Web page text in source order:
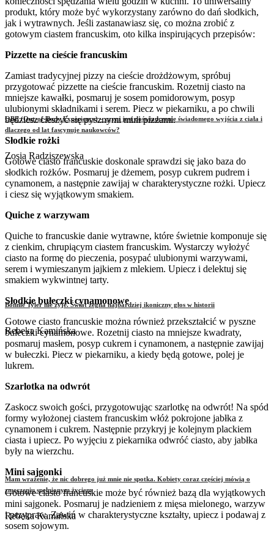
OBE (Out-of-Body Experience) – czym jest doświadczenie świadomego wyjścia z ciała i
dlaczego od lat fascynuje naukowców?
Zosia Radziszewska
Bonnie Tyler nie żyje. Świat żegna najbardziej ikoniczny głos w historii
Rebeka Kamińska
Mam wrażenie, że nic dobrego już mnie nie spotka. Kobiety coraz częściej mówią o
zmęczeniu spełnionym życiem
Rebeka Kamińska
produkt, który może być wykorzystany zarówno do dań słodkich,
jak i wytrawnych. Jeśli zastanawiasz się, co można zrobić z
gotowym ciastem francuskim, oto kilka inspirujących przepisów:
Pizzette na cieście francuskim
Zamiast tradycyjnej pizzy na cieście drożdżowym, spróbuj
przygotować pizzette na cieście francuskim. Rozetnij ciasto na
mniejsze kawałki, posmaruj je sosem pomidorowym, posyp
ulubionymi składnikami i serem. Piecz w piekarniku, a po chwili
będziesz cieszyć się pysznymi mini pizzami.
Słodkie rożki
Gotowe ciasto francuskie doskonale sprawdzi się jako baza do
słodkich rożków. Posmaruj je dżemem, posyp cukrem pudrem i
cynamonem, a następnie zawijaj w charakterystyczne rożki. Upiecz
i ciesz się wyjątkowym smakiem.
Quiche z warzywam
Quiche to francuskie danie wytrawne, które świetnie komponuje się
z cienkim, chrupiącym ciastem francuskim. Wystarczy wyłożyć
ciasto na formę do pieczenia, posypać ulubionymi warzywami,
serem i wymieszanym jajkiem z mlekiem. Upiecz i delektuj się
smakiem wykwintnej tarty.
Słodkie bułeczki cynamonowe
Gotowe ciasto francuskie można również przekształcić w pyszne
bułeczki cynamonowe. Rozetnij ciasto na mniejsze kwadraty,
posmaruj masłem, posyp cukrem i cynamonem, a następnie zawijaj
w bułeczki. Piecz w piekarniku, a kiedy będą gotowe, polej je
lukrem.
Szarlotka na odwrót
Zaskocz swoich gości, przygotowując szarlotkę na odwrót! Na spód
formy wyłożonej ciastem francuskim włóż pokrojone jabłka z
cynamonem i cukrem. Następnie przykryj je kolejnym plackiem
ciasta i upiecz. Po wyjęciu z piekarnika odwróć ciasto, aby jabłka
były na wierzchu.
Mini sajgonki
Gotowe ciasto francuskie może być również bazą dla wyjątkowych
mini sajgonek. Posmaruj je nadzieniem z mięsa mielonego, warzyw
i przypraw. Zawiń w charakterystyczne kształty, upiecz i podawaj z
sosem sojowym.